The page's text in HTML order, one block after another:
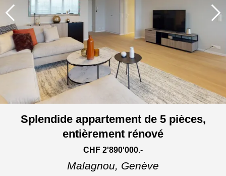
Splendide appartement de 5 pièces,
entièrement rénové
CHF 2'890'000.-
Malagnou, Genève